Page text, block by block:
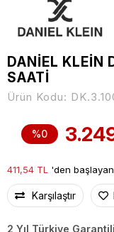
DANİEL KLEİN
SAATİ
Ürün Kodu:
%0
411,54 TL 'den
Karşılaştır
2 Yıl Türkiye